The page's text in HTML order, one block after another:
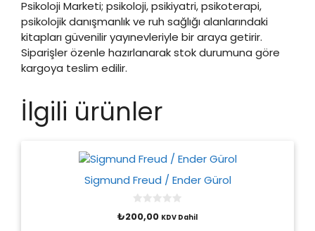
Psikoloji Marketi; psikoloji, psikiyatri, psikoterapi,
psikolojik danışmanlık ve ruh sağlığı alanlarındaki
kitapları güvenilir yayınevleriyle bir araya getirir.
Siparişler özenle hazırlanarak stok durumuna göre
kargoya teslim edilir.
İlgili ürünler
Sigmund Freud / Ender Gürol
0
o
₺200,00 KDV Dahil